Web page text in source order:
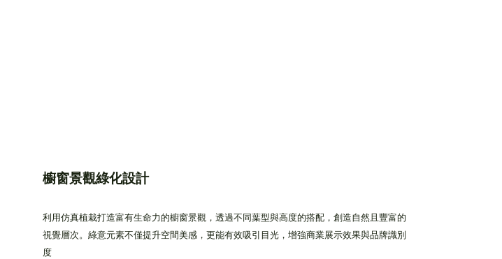
櫥窗景觀綠化設計
利用仿真植栽打造富有生命力的櫥窗景觀，透過不同葉型與高度的搭配，創造自然且豐富的
視覺層次。綠意元素不僅提升空間美感，更能有效吸引目光，增強商業展示效果與品牌識別
度